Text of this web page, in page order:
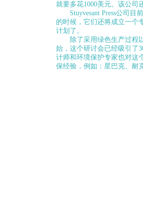
就要多花1000美元。该公司
Stuyvesant Press公司目
的时候，它们还将成立一个
计划了。
除了采用绿色生产过程以
始，这个研讨会已经吸引了
计师和环境保护专家也对这
保经验，例如：星巴克、耐